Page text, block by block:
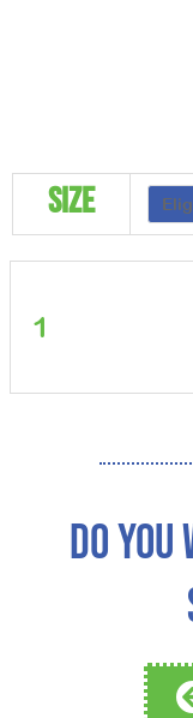
Size
Giraffe
cantidad
DO YOU